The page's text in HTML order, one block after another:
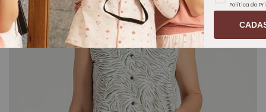
Política de